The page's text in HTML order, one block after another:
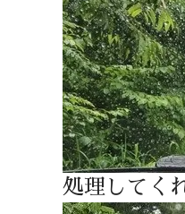
処理してく